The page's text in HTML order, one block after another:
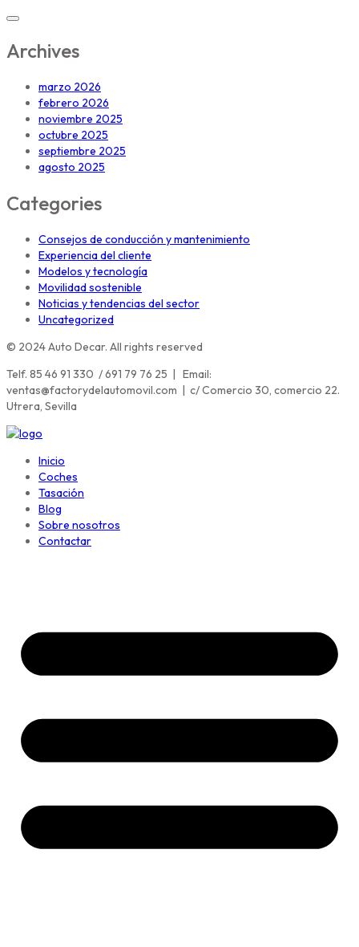
Archives
marzo 2026
febrero 2026
noviembre 2025
octubre 2025
septiembre 2025
agosto 2025
Categories
Consejos de conducción y mantenimiento
Experiencia del cliente
Modelos y tecnología
Movilidad sostenible
Noticias y tendencias del sector
Uncategorized
© 2024 Auto Decar. All rights reserved
Telf. 85 46 91 330 / 691 79 76 25 | Email:
ventas@factorydelautomovil.com | c/ Comercio 30, comercio 22.
Utrera, Sevilla
Inicio
Coches
Tasación
Blog
Sobre nosotros
Contactar